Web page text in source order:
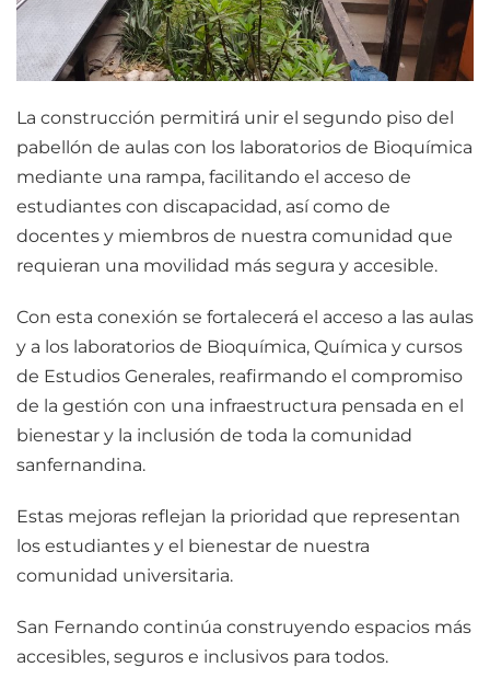
La construcción permitirá unir el segundo piso del
pabellón de aulas con los laboratorios de Bioquímica
mediante una rampa, facilitando el acceso de
estudiantes con discapacidad, así como de
docentes y miembros de nuestra comunidad que
requieran una movilidad más segura y accesible.
Con esta conexión se fortalecerá el acceso a las aulas
y a los laboratorios de Bioquímica, Química y cursos
de Estudios Generales, reafirmando el compromiso
de la gestión con una infraestructura pensada en el
bienestar y la inclusión de toda la comunidad
sanfernandina.
Estas mejoras reflejan la prioridad que representan
los estudiantes y el bienestar de nuestra
comunidad universitaria.
San Fernando continúa construyendo espacios más
accesibles, seguros e inclusivos para todos.